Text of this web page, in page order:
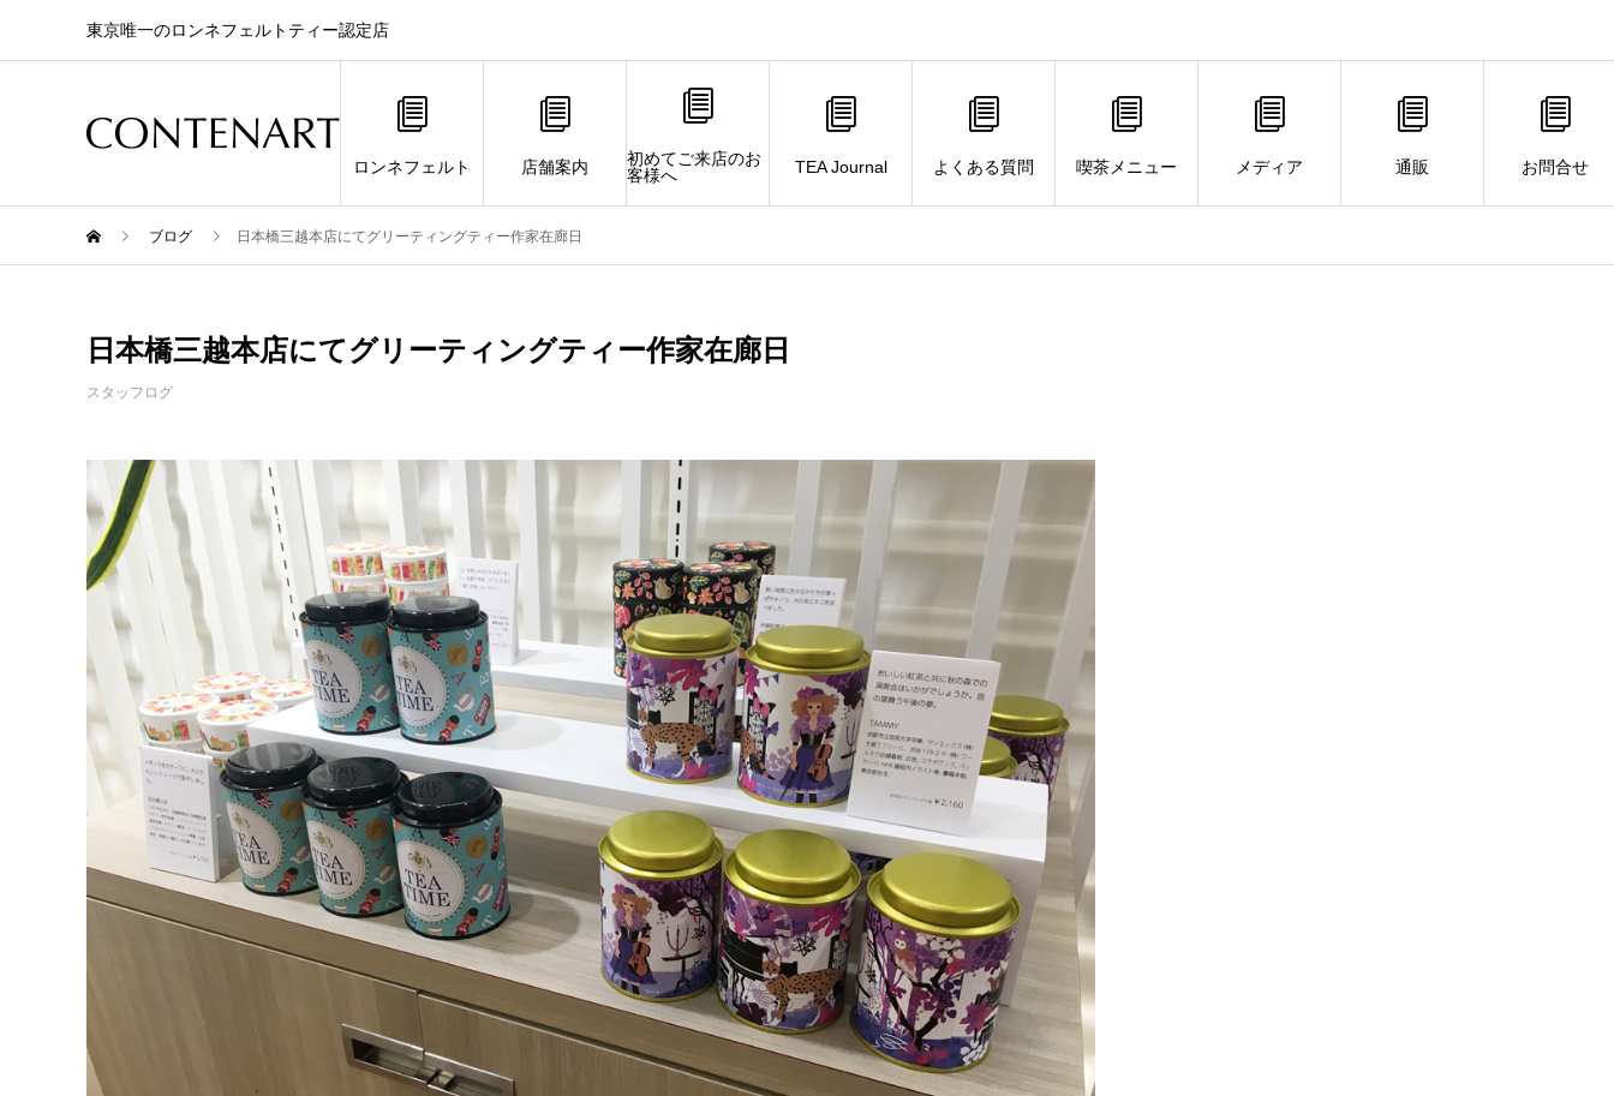
東京唯一のロンネフェルトティー認定店
ロンネフェルト 店舗案内
初めてご来店のお
客様へ
TEA Journal よくある質問 喫茶メニュー メディア 通販 お問合せ
ブログ 日本橋三越本店にてグリーティングティー作家在廊日
日本橋三越本店にてグリーティングティー作家在廊日
スタッフログ